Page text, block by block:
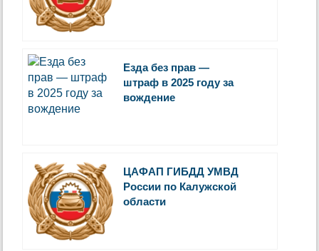
Езда без прав —
штраф в 2025 году за
вождение
ЦАФАП ГИБДД УМВД
России по Калужской
области